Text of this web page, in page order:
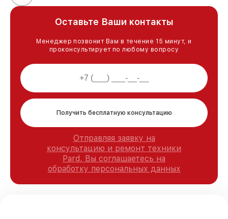
Оставьте Ваши контакты
Менеджер позвонит Вам в течение 15 минут, и
проконсультирует по любому вопросу
Получить бесплатную консультацию
Отправляя заявку на
консультацию и ремонт техники
Pard, Вы соглашаетесь на
обработку персональных данных